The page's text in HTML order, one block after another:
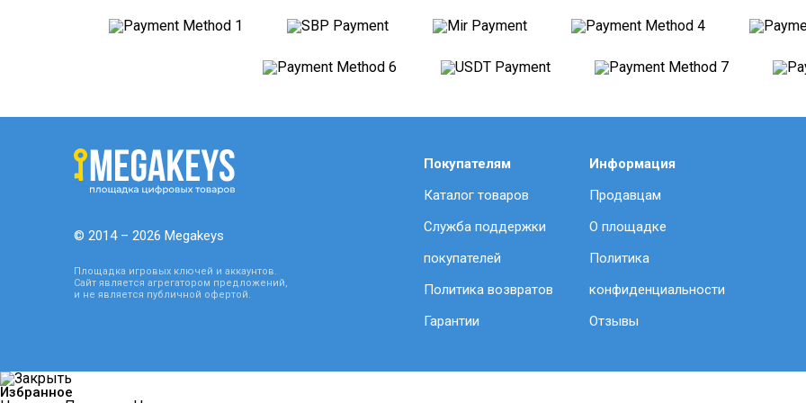
© 2014 – 2026 Megakeys
Площадка игровых ключей и аккаунтов.
Сайт является агрегатором предложений,
и не является публичной офертой.
Покупателям
Каталог товаров
Служба поддержки
покупателей
Политика возвратов
Гарантии
Информация
Продавцам
О площадке
Политика
конфиденциальности
Отзывы
Избранное